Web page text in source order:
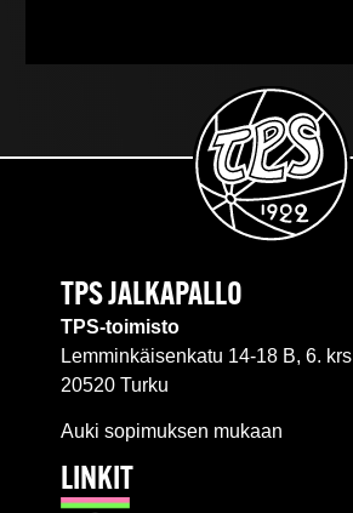
TPS JALKAPALLO
TPS-toimisto
Lemminkäisenkatu 14-18 B, 6. krs
20520 Turku
Auki sopimuksen mukaan
LINKIT